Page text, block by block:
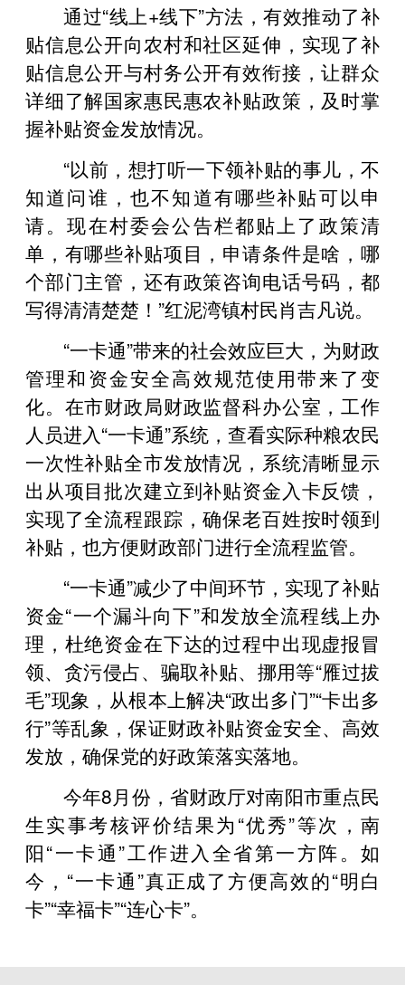
通过“线上+线下”方法，有效推动了补
贴信息公开向农村和社区延伸，实现了补
贴信息公开与村务公开有效衔接，让群众
详细了解国家惠民惠农补贴政策，及时掌
握补贴资金发放情况。
“以前，想打听一下领补贴的事儿，不
知道问谁，也不知道有哪些补贴可以申
请。现在村委会公告栏都贴上了政策清
单，有哪些补贴项目，申请条件是啥，哪
个部门主管，还有政策咨询电话号码，都
写得清清楚楚！”红泥湾镇村民肖吉凡说。
“一卡通”带来的社会效应巨大，为财政
管理和资金安全高效规范使用带来了变
化。在市财政局财政监督科办公室，工作
人员进入“一卡通”系统，查看实际种粮农民
一次性补贴全市发放情况，系统清晰显示
出从项目批次建立到补贴资金入卡反馈，
实现了全流程跟踪，确保老百姓按时领到
补贴，也方便财政部门进行全流程监管。
“一卡通”减少了中间环节，实现了补贴
资金“一个漏斗向下”和发放全流程线上办
理，杜绝资金在下达的过程中出现虚报冒
领、贪污侵占、骗取补贴、挪用等“雁过拔
毛”现象，从根本上解决“政出多门”“卡出多
行”等乱象，保证财政补贴资金安全、高效
发放，确保党的好政策落实落地。
今年8月份，省财政厅对南阳市重点民
生实事考核评价结果为“优秀”等次，南
阳“一卡通”工作进入全省第一方阵。如
今，“一卡通”真正成了方便高效的“明白
卡”“幸福卡”“连心卡”。